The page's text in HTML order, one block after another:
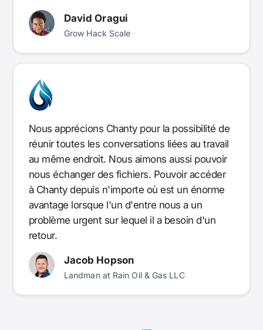
David Oragui
Grow Hack Scale
Nous apprécions Chanty pour la possibilité de
réunir toutes les conversations liées au travail
au même endroit. Nous aimons aussi pouvoir
nous échanger des fichiers. Pouvoir accéder
à Chanty depuis n'importe où est un énorme
avantage lorsque l'un d'entre nous a un
problème urgent sur lequel il a besoin d'un
retour.
Jacob Hopson
Landman at Rain Oil & Gas LLC